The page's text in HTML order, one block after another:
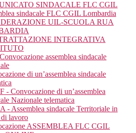
SINDACALE FLC CGIL
sindacale FLC CGIL Lombardia
UIL-SCUOLA RUA
INTEGRATIVA
assemblea sindacale
di un’assemblea sindacale
- Convocazione di un’assemblea
Nazionale telematica
- Assemblea sindacale Territoriale in
lavoro
ASSEMBLEA FLC CGIL